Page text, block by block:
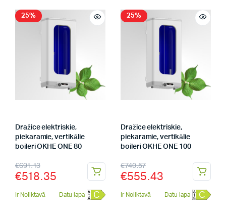
25%
Dražice elektriskie,
piekaramie, vertikālie
boileri OKHE ONE 80
€691.13
€518.35
Ir Noliktavā Datu lapa C
25%
Dražice elektriskie,
piekaramie, vertikālie
boileri OKHE ONE 100
€740.57
€555.43
Ir Noliktavā Datu lapa C